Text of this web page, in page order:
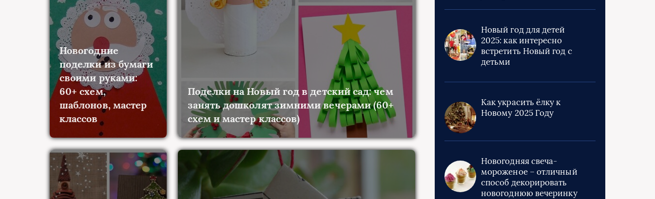
Новогодние
поделки из бумаги
своими руками:
60+ схем,
шаблонов, мастер
классов
Поделки на Новый год в детский сад: чем
занять дошколят зимними вечерами (60+
схем и мастер классов)
Новый год для детей
2025: как интересно
встретить Новый год с
детьми
Как украсить ёлку к
Новому 2025 Году
Новогодняя свеча-
мороженое – отличный
способ декорировать
новогоднюю вечеринку